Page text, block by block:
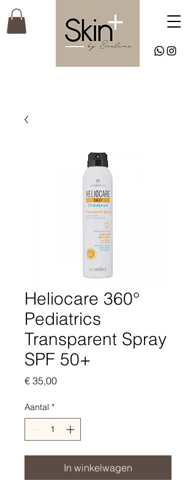
Heliocare 360°
Pediatrics
Transparent Spray
SPF 50+
€ 35,00Prijs
Aantal *
In winkelwagen